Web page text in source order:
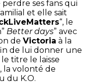
ses fans qui
et elle sait
“, le
Better days” avec
de Victoria à la
de lui donner une
titre le laisse
la volonté de
du K.O.